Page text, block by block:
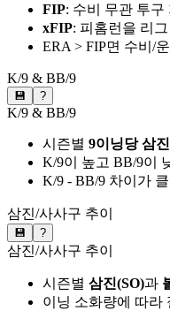
FIP: 수비 무관 투구
xFIP: 피홈런을 리
ERA > FIP면 수비/
K/9 & BB/9
💾 ?
K/9 & BB/9
시즌별 9이닝당 삼
K/9이 높고 BB/9이
K/9 - BB/9 차이가
삼진/사사구 추이
💾 ?
삼진/사사구 추이
시즌별 삼진(SO)과
이닝 소화량에 따라